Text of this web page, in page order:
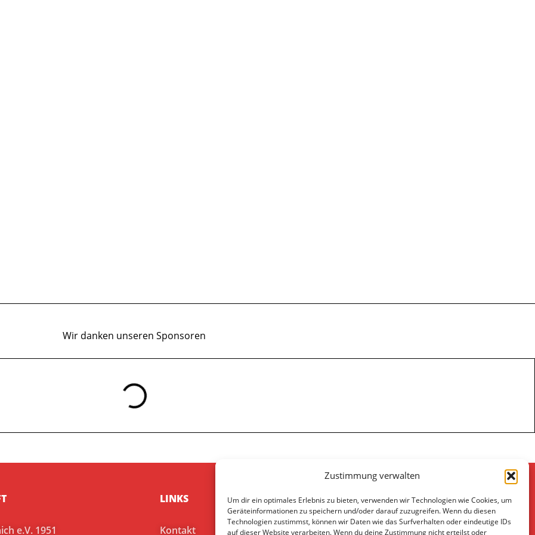
Zustimmung verwalten
Um dir ein optimales Erlebnis zu bieten, verwenden wir Technologien wie Cookies, um
Geräteinformationen zu speichern und/oder darauf zuzugreifen. Wenn du diesen
Technologien zustimmst, können wir Daten wie das Surfverhalten oder eindeutige IDs
auf dieser Website verarbeiten. Wenn du deine Zustimmung nicht erteilst oder
Wir danken unseren Sponsoren
e.V. 1951
LINKS
Kontakt
SOZIALE NETZWERKE